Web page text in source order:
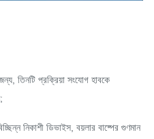
তিনটি প্রক্রিয়া সংযোগ হাবকে
নিকাশী ডিভাইস, বয়লার বাষ্পের গুণমান